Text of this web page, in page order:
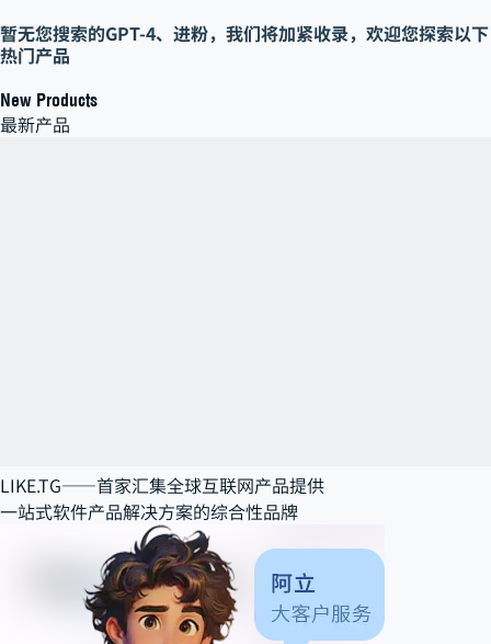
暂无您搜索的GPT-4、进粉， 我们将加紧收录，欢迎您探索以下
热门产品
New Products
最新产品
LIKE.TG——首家汇集全球互联网产品提供
一站式软件产品解决方案的综合性品牌